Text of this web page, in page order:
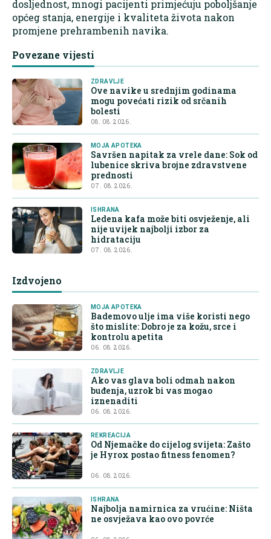
dosljednost, mnogi pacijenti primjećuju poboljšanje
općeg stanja, energije i kvaliteta života nakon
promjene prehrambenih navika.
Povezane vijesti
ZDRAVLJE
Ove navike u srednjim godinama
mogu povećati rizik od srčanih
bolesti
08. 08. 2026.
MOJA APOTEKA
Savršen napitak za vrele dane: Sok od
lubenice skriva brojne zdravstvene
prednosti
07. 08. 2026.
ISHRANA
Ledena kafa može biti osvježenje, ali
nije uvijek najbolji izbor za
hidrataciju
07. 08. 2026.
Izdvojeno
MOJA APOTEKA
Bademovo ulje ima više koristi nego
što mislite: Dobro je za kožu, srce i
kontrolu apetita
06. 08. 2026.
ZDRAVLJE
Ako vas glava boli odmah nakon
buđenja, uzrok bi vas mogao
iznenaditi
06. 08. 2026.
REKREACIJA
Od Njemačke do cijelog svijeta: Zašto
je Hyrox postao fitness fenomen?
06. 08. 2026.
ISHRANA
Najbolja namirnica za vrućine: Ništa
ne osvježava kao ovo povrće